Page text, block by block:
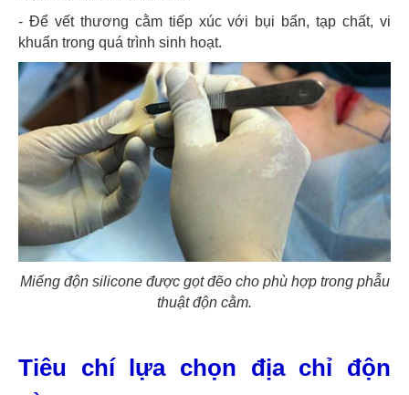
- Để vết thương cằm tiếp xúc với bụi bẩn, tạp chất, vi
khuẩn trong quá trình sinh hoạt.
Miếng độn silicone được gọt đẽo cho phù hợp trong phẫu
thuật độn cằm.
Tiêu chí lựa chọn địa chỉ độn